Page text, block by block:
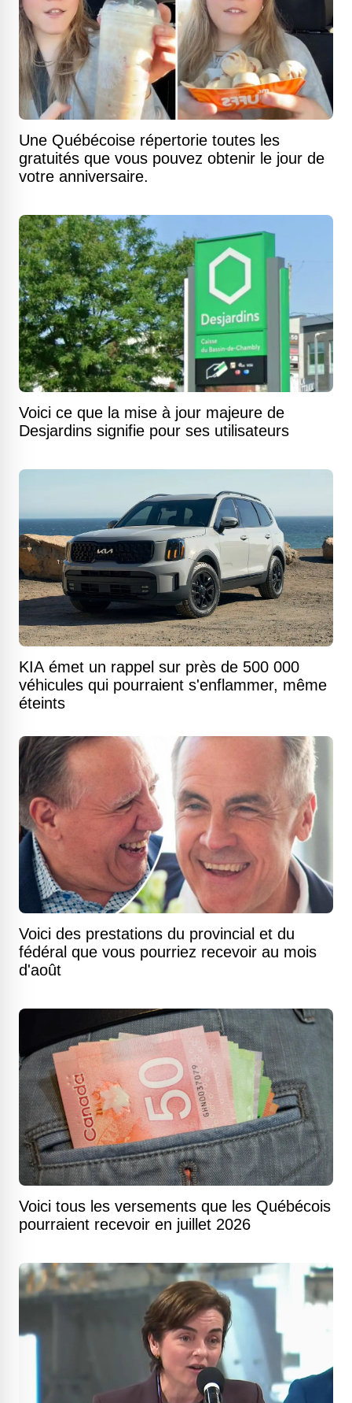
Une Québécoise répertorie toutes les
gratuités que vous pouvez obtenir le jour de
votre anniversaire.
Voici ce que la mise à jour majeure de
Desjardins signifie pour ses utilisateurs
KIA émet un rappel sur près de 500 000
véhicules qui pourraient s'enflammer, même
éteints
Voici des prestations du provincial et du
fédéral que vous pourriez recevoir au mois
d'août
Voici tous les versements que les Québécois
pourraient recevoir en juillet 2026